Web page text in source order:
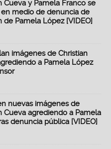
Cueva y Pamela Franco se
en medio de denuncia de
de Pamela López [VIDEO]
imágenes de Christian
a Pamela López
nuevas imágenes de
Cueva agrediendo a Pamela
denuncia pública [VIDEO]